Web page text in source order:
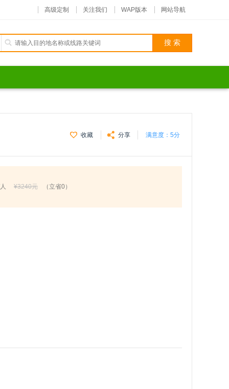
高级定制 关注我们 WAP版本 网站导航
收藏 分享 满意度： 5分
¥3240元 （立省0）